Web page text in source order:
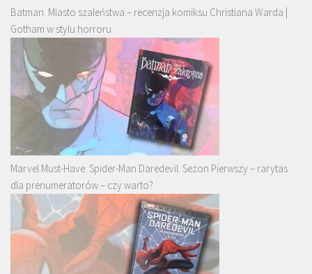
Batman. Miasto szaleństwa – recenzja komiksu Christiana Warda |
Gotham w stylu horroru
Marvel Must-Have: Spider-Man Daredevil. Sezon Pierwszy – rarytas
dla prenumeratorów – czy warto?